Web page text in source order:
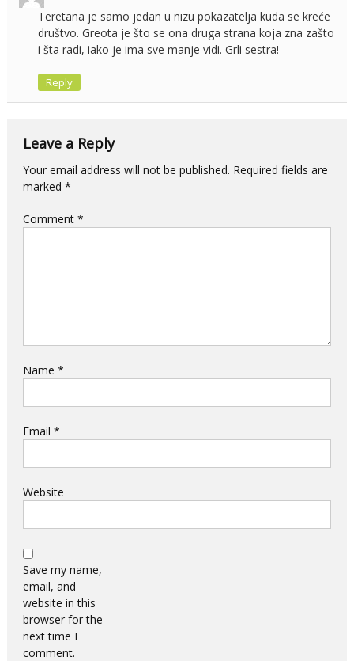
Teretana je samo jedan u nizu pokazatelja kuda se kreće
društvo. Greota je što se ona druga strana koja zna zašto
i šta radi, iako je ima sve manje vidi. Grli sestra!
Reply
Leave a Reply
Your email address will not be published. Required fields are
marked *
Comment *
Name *
Email *
Website
Save my name,
email, and
website in this
browser for the
next time I
comment.